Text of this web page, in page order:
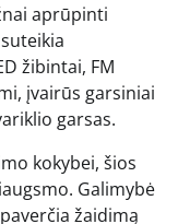
aprūpinti
žibintai, FM
įvairūs garsiniai
garsas.
kokybei, šios
Galimybė
žaidimą